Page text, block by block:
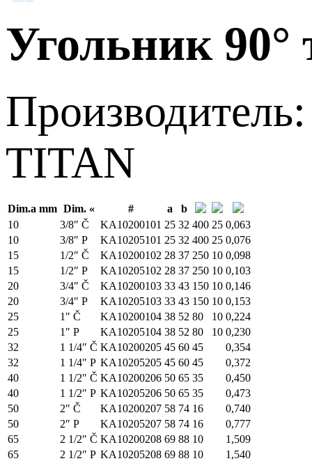
Угольник 90°
Производитель:
ТITAN
Dim.a mm Dim. « # a
b
10
3/8″ Č KA10200101 25 32 400 25 0,063
10
3/8″ P KA10205101 25 32 400 25 0,076
15
1/2″ Č KA10200102 28 37 250 10 0,098
15
1/2″ P KA10205102 28 37 250 10 0,103
20
3/4″ Č KA10200103 33 43 150 10 0,146
20
3/4″ P KA10205103 33 43 150 10 0,153
25
1″ Č KA10200104 38 52 80 10 0,224
25
1″ P KA10205104 38 52 80 10 0,230
32
1 1/4″ Č KA10200205 45 60 45
0,354
32
1 1/4″ P KA10205205 45 60 45
0,372
40
1 1/2″ Č KA10200206 50 65 35
0,450
40
1 1/2″ P KA10205206 50 65 35
0,473
50
2″ Č KA10200207 58 74 16
0,740
50
2″ P KA10205207 58 74 16
0,777
65
2 1/2″ Č KA10200208 69 88 10
1,509
65
2 1/2″ P KA10205208 69 88 10
1,540